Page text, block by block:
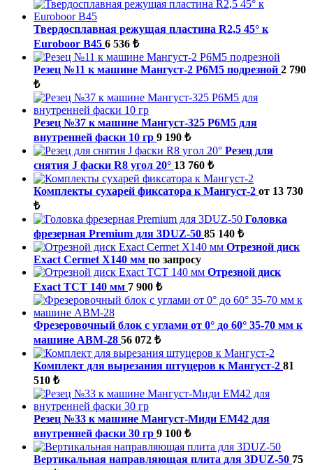
Твердосплавная режущая пластина R2,5 45° к
Euroboor B45 6 536 ₺
Резец №11 к машине Мангуст-2 Р6М5 подрезной 2 790
₺
Резец №37 к машине Мангуст-325 Р6М5 для
внутренней фаски 10 гр 9 190 ₺
Резец для
снятия J фаски R8 угол 20° 13 760 ₺
Комплекты сухарей фиксатора к Мангуст-2 от 13 730
₺
Головка
фрезерная Premium для 3DUZ-50 85 140 ₺
Отрезной диск
Exact Cermet X140 мм по запросу
Отрезной диск
Exact TCT 140 мм 7 900 ₺
Фрезеровочный блок с углами от 0° до 60° 35-70 мм к
машине ABM-28 56 072 ₺
Комплект для вырезания штуцеров к Мангуст-2 81
510 ₺
Резец №33 к машине Мангуст-Миди ЕМ42 для
внутренней фаски 30 гр 9 100 ₺
Вертикальная направляющая плита для 3DUZ-50 75